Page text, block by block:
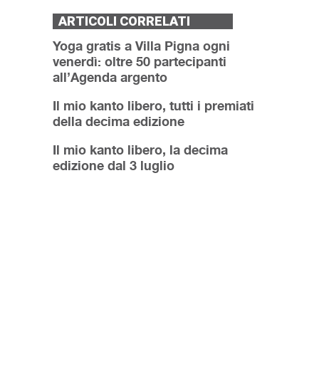
ARTICOLI CORRELATI
Yoga gratis a Villa Pigna ogni
venerdì: oltre 50 partecipanti
all’Agenda argento
Il mio kanto libero, tutti i premiati
della decima edizione
Il mio kanto libero, la decima
edizione dal 3 luglio